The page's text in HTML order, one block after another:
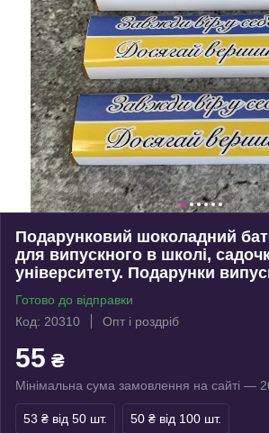
Подарунковий шоколадний
для випускного в школі,
університету. Подарунки
Готово до відправки
Код: 20310
Опт і роздріб
55 ₴
Мінімальна сума замовлення на сайті —
53 ₴ від 50 шт. 50 ₴ від 100 шт.